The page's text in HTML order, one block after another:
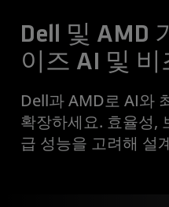
Dell 및 AMD
이즈 AI 및
Dell과 AMD로 AI와
확장하세요. 효율성,
급 성능을 고려해 설